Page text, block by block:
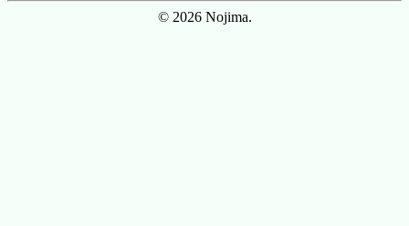
© 2026 Nojima.